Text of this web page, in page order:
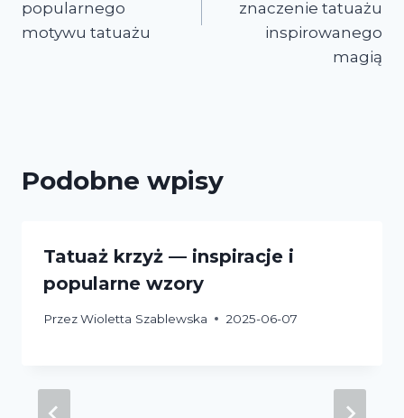
popularnego
motywu tatuażu
znaczenie tatuażu
inspirowanego
magią
Podobne wpisy
Tatuaż krzyż — inspiracje i
popularne wzory
PrzezWioletta Szablewska 2025-06-07